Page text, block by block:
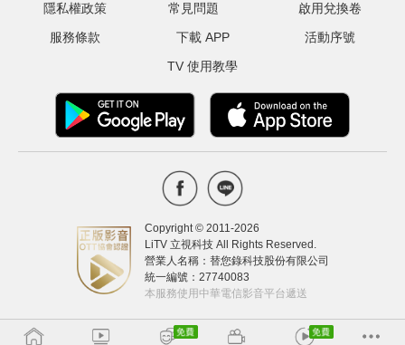
隱私權政策
服務條款
常見問題
下載 APP
TV 使用教學
啟用兌換卷
活動序號
Copyright © 2011-2026
LiTV 立視科技 All Rights Reserved.
營業人名稱：替您錄科技股份有限公司
統一編號：27740083
本服務使用中華電信影音平台遞送